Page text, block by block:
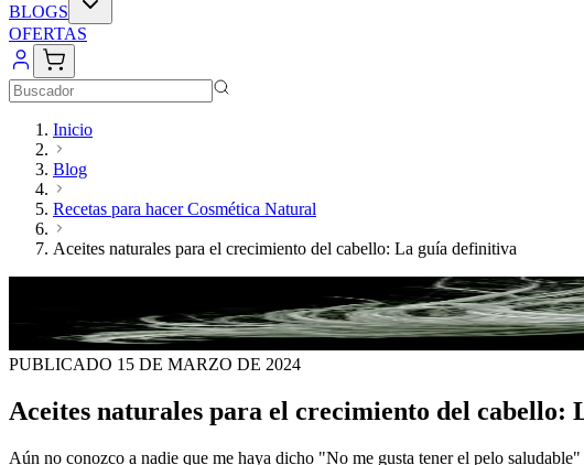
BLOGS
OFERTAS
Inicio
Blog
Recetas para hacer Cosmética Natural
Aceites naturales para el crecimiento del cabello: La guía definitiva
PUBLICADO 15 DE MARZO DE 2024
Aceites naturales para el crecimiento del cabello:
Aún no conozco a nadie que me haya dicho "No me gusta tener el pelo